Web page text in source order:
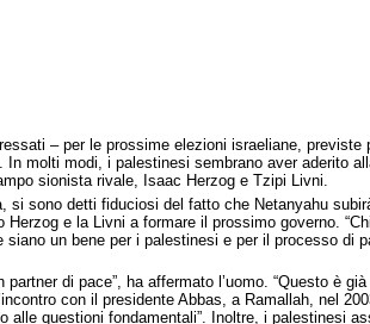
– per le prossime elezioni israeliane,
molti modi, i palestinesi sembrano aver aderito
sionista rivale, Isaac Herzog e Tzipi Livni.
sono detti fiduciosi del fatto che Netanyahu
e la Livni a formare il prossimo governo.
un bene per i palestinesi e per il processo di
di pace”, ha affermato l’uomo. “Questo è
con il presidente Abbas, a Ramallah, nel
questioni fondamentali”. Inoltre, i palestinesi